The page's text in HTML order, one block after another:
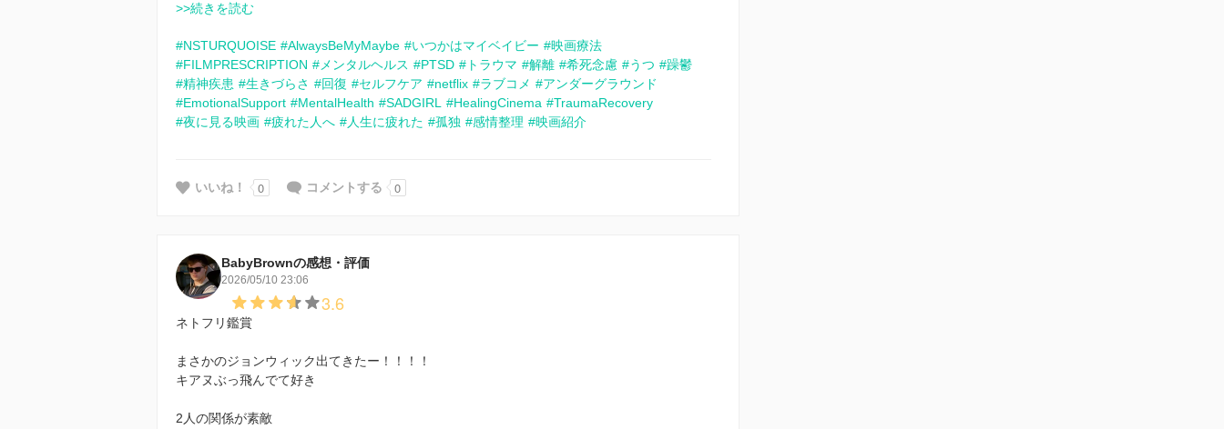
>>続きを読む
#NSTURQUOISE #AlwaysBeMyMaybe #いつかはマイベイビー #映画療法
#FILMPRESCRIPTION #メンタルヘルス #PTSD #トラウマ #解離 #希死念慮 #うつ #躁鬱
#精神疾患 #生きづらさ #回復 #セルフケア #netflix #ラブコメ #アンダーグラウンド
#EmotionalSupport #MentalHealth #SADGIRL #HealingCinema #TraumaRecovery
#夜に見る映画 #疲れた人へ #人生に疲れた #孤独 #感情整理 #映画紹介
いいね！ 0 コメントする 0
BabyBrownの感想・評価
2026/05/10 23:06
3.6
ネトフリ鑑賞
まさかのジョンウィック出てきたー！！！！
キアヌぶっ飛んでて好き
2人の関係が素敵